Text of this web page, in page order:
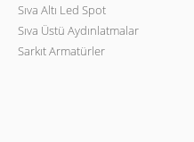
Sıva Altı Led Spot
Sıva Üstü Aydınlatmalar
Sarkıt Armatürler